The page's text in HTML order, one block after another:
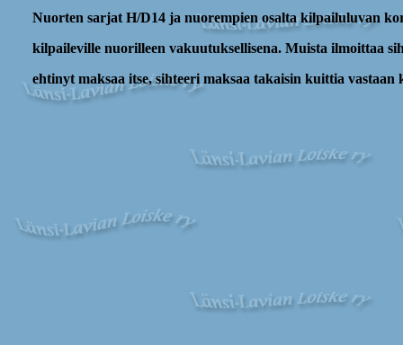
Nuorten sarjat H/D14 ja nuorempien osalta kilpailuluvan
kilpaileville nuorilleen vakuutuksellisena. Muista ilmoittaa
ehtinyt maksaa itse, sihteeri maksaa takaisin kuittia vastaan